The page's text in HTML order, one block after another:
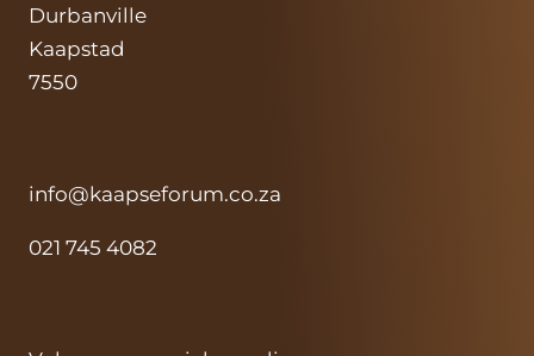
Durbanville
Kaapstad
7550
info@kaapseforum.co.za
021 745 4082